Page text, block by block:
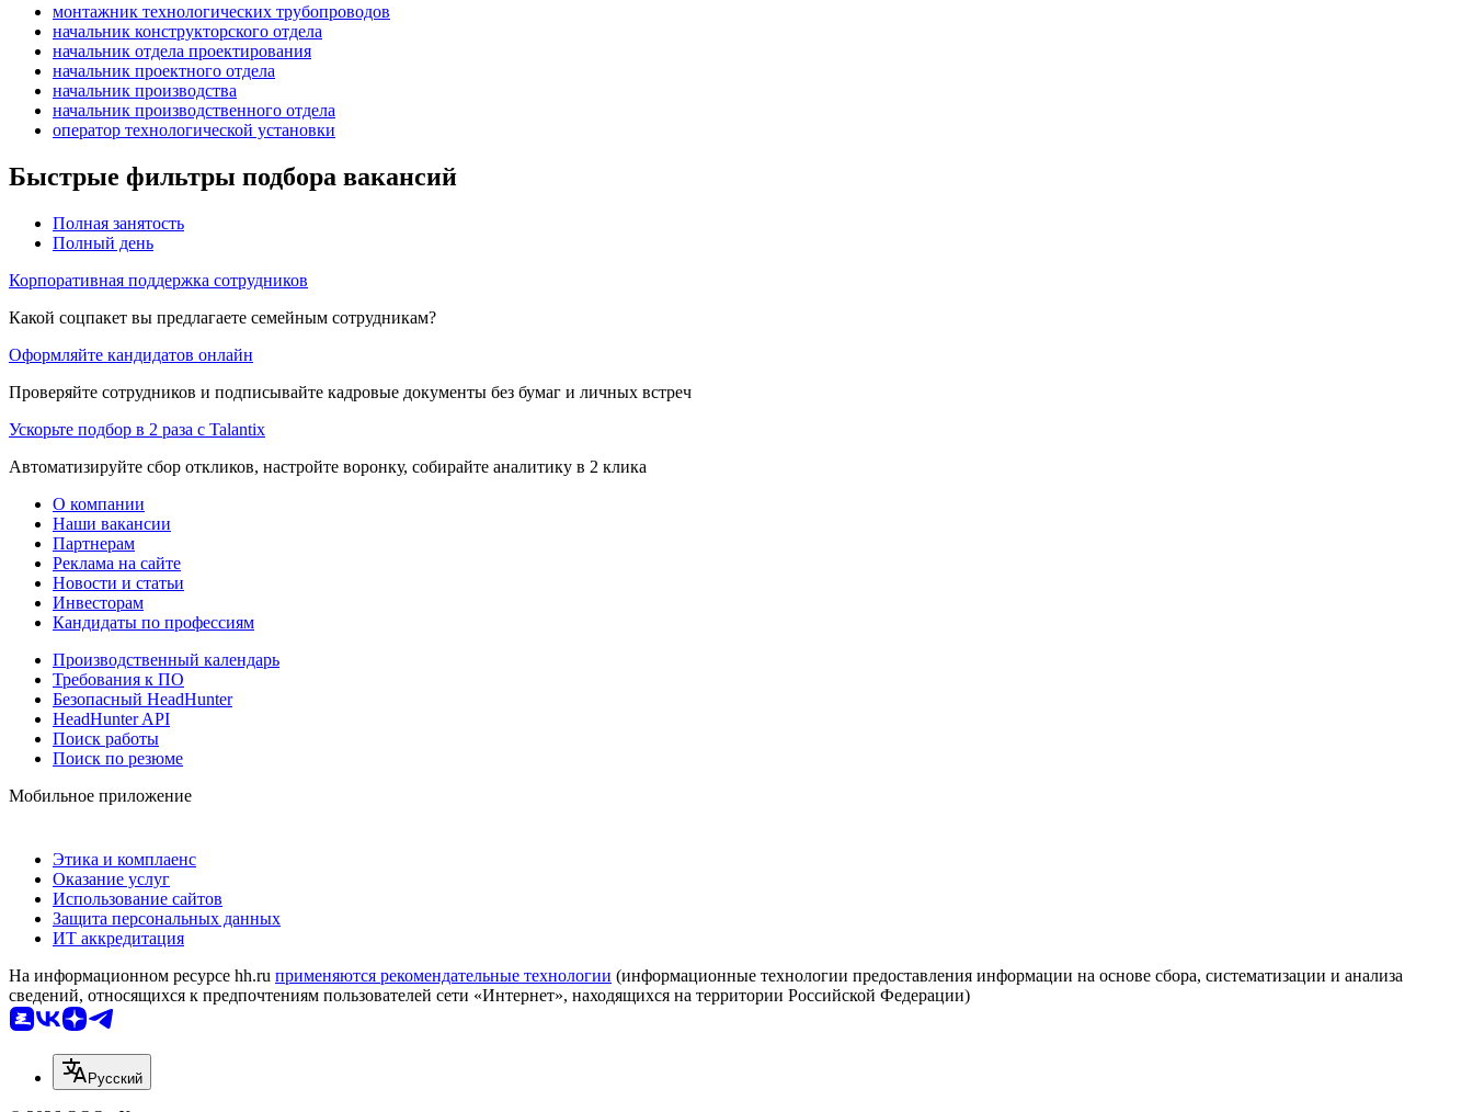
монтажник технологических трубопроводов
начальник конструкторского отдела
начальник отдела проектирования
начальник проектного отдела
начальник производства
начальник производственного отдела
оператор технологической установки
Быстрые фильтры подбора вакансий
Полная занятость
Полный день
Корпоративная поддержка сотрудников
Какой соцпакет вы предлагаете семейным сотрудникам?
Оформляйте кандидатов онлайн
Проверяйте сотрудников и подписывайте кадровые документы без бумаг и личных встреч
Ускорьте подбор в 2 раза с Talantix
Автоматизируйте сбор откликов, настройте воронку, собирайте аналитику в 2 клика
О компании
Наши вакансии
Партнерам
Реклама на сайте
Новости и статьи
Инвесторам
Кандидаты по профессиям
Производственный календарь
Требования к ПО
Безопасный HeadHunter
HeadHunter API
Поиск работы
Поиск по резюме
Мобильное приложение
Этика и комплаенс
Оказание услуг
Использование сайтов
Защита персональных данных
ИТ аккредитация
На информационном ресурсе hh.ru применяются рекомендательные технологии (информационные технологии предоставления информации на основе сбора, систематизации и анализа
сведений, относящихся к предпочтениям пользователей сети «Интернет», находящихся на территории Российской Федерации)
Русский